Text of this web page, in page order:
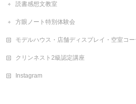
読書感想文教室
方眼ノート特別体験会
モデルハウス・店舗ディスプレイ・空室コー
クリンネスト2級認定講座
Instagram